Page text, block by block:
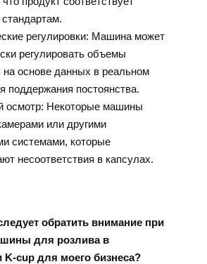
регулировки: Машина может
регулировать объемы
на основе данных в реальном
поддержания постоянства.
осмотр: Некоторые машины
или другими
системами, которые
несоответствия в капсулах.
обратить внимание при
для розлива в
K-cup для моего бизнеса?